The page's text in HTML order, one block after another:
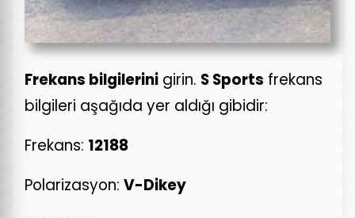
Frekans bilgilerini girin. S Sports frekans
bilgileri aşağıda yer aldığı gibidir:
Frekans: 12188
Polarizasyon: V-Dikey